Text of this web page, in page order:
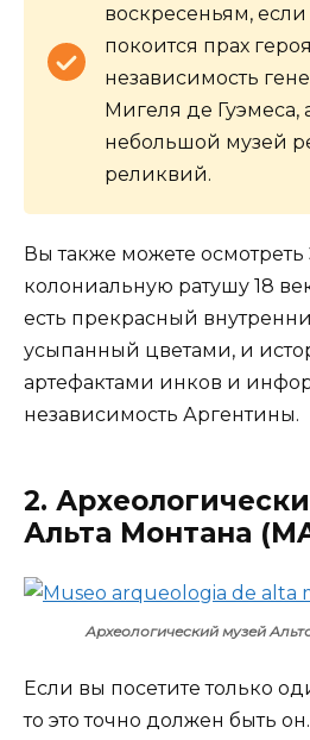
воскресеньям, если
покоится прах
независимость
Мигеля де Гуэмеса,
небольшой музей
реликвий.
Вы также можете
колониальную ратушу 18
есть прекрасный
усыпанный цветами, и
артефактами инков и
независимость Аргентины.
2.
Альта Монтана
Археологический музей
Если вы посетите только
то это точно должен быть